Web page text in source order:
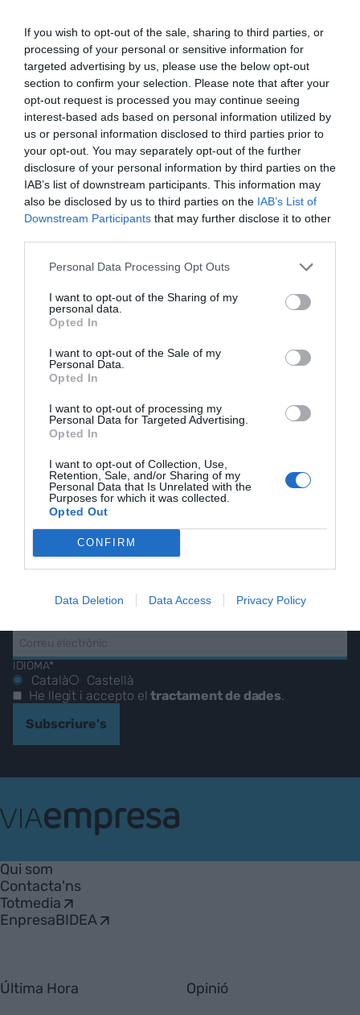
If you wish to opt-out of the sale, sharing to third parties, or
processing of your personal or sensitive information for
targeted advertising by us, please use the below opt-out
section to confirm your selection. Please note that after your
opt-out request is processed you may continue seeing
interest-based ads based on personal information utilized by
us or personal information disclosed to third parties prior to
your opt-out. You may separately opt-out of the further
disclosure of your personal information by third parties on the
IAB’s list of downstream participants. This information may
also be disclosed by us to third parties on the IAB’s List of
Downstream Participants that may further disclose it to other
Personal Data Processing Opt Outs
I want to opt-out of the Sharing of my
personal data.
Opted In
I want to opt-out of the Sale of my
Personal Data.
Opted In
I want to opt-out of processing my
Personal Data for Targeted Advertising.
Opted In
I want to opt-out of Collection, Use,
Retention, Sale, and/or Sharing of my
Personal Data that Is Unrelated with the
Purposes for which it was collected.
Opted Out
CONFIRM
Data Deletion Data Access Privacy Policy
Afegir VIA Empresacom a font preferida de
Google de forma gratuïta
Estigues informat amb les últimes notícies d'actualitat
ACTIVAR ARA
ELS MÉS LLEGITS
AVUI DESTAQUEM
EL NOSTRE
BUTLLETÍ
Les nostres millors
històries, reportatges i
entrevistes.
IDIOMA*
Català
Castellà
He llegit i accepto eltractament de dades.
Subscriure's
Empresa
Qui som
Contacta'ns
Totmedia
EnpresaBIDEA
Última Hora Opinió